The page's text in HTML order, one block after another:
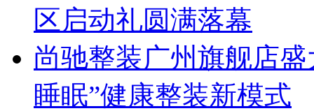
区启动礼圆满落幕
尚驰整装广州旗舰店
睡眠”健康整装新模式